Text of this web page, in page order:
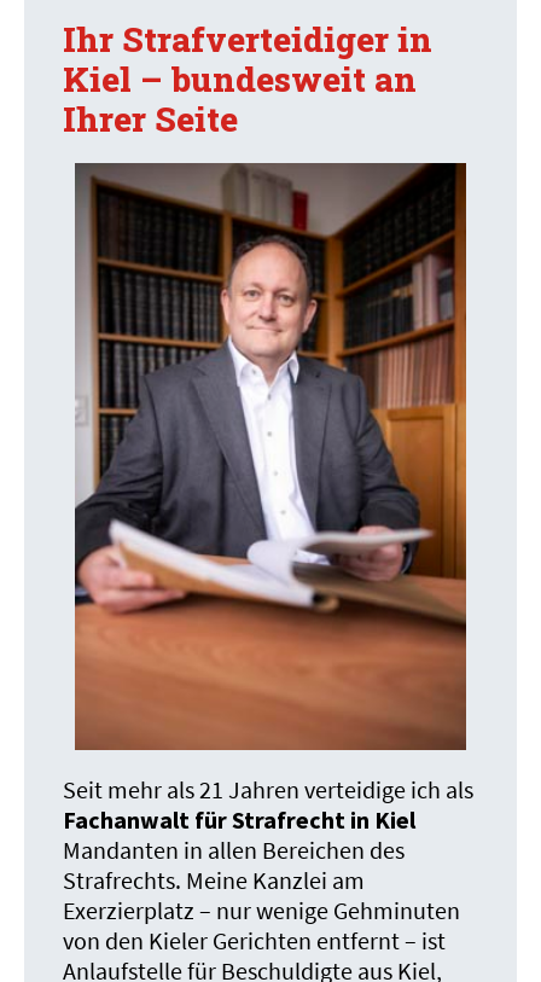
Ihr Strafverteidiger in
Kiel – bundesweit an
Ihrer Seite
Seit mehr als 21 Jahren verteidige ich als
Fachanwalt für Strafrecht in Kiel
Mandanten in allen Bereichen des
Strafrechts. Meine Kanzlei am
Exerzierplatz – nur wenige Gehminuten
von den Kieler Gerichten entfernt – ist
Anlaufstelle für Beschuldigte aus Kiel,